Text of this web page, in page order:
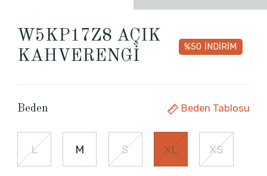
W5KP17Z8 AÇIK
KAHVERENGİ
%50 İNDİRİM
Beden Beden Tablosu
L M S XL XS